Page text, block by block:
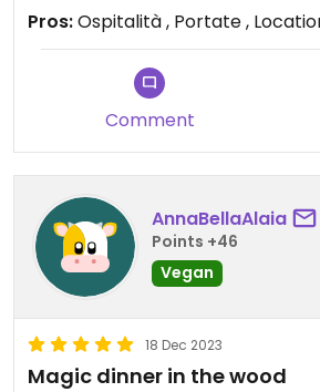
Pros:Ospitalità , Portate ,
Comment
AnnaBellaAlaia
Points +46
Vegan
18 Dec 2023
Magic dinner in the wood